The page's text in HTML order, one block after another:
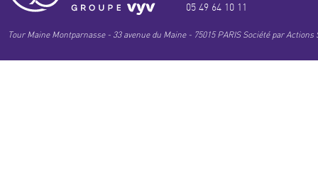
05 49 64 10 11
Tour Maine Montparnasse - 33 avenue du Maine - 75015 PARIS Société par